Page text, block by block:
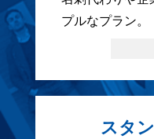
プルなプラン。
スタ